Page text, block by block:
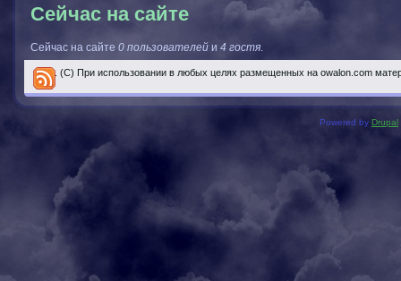
Сейчас на сайте
Сейчас на сайте 0 пользователей и 4 гостя.
..... (С) При использовании в любых целях размещенных на owalon.com
Powered by Drupal